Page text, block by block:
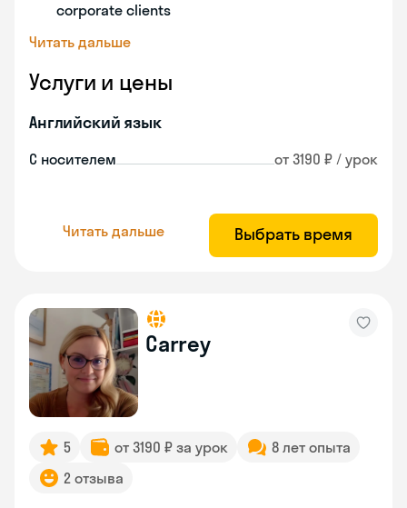
corporate clients
Читать дальше
Услуги и цены
Английский язык
С носителем от 3190 ₽ / урок
Читать дальше Выбрать время
Carrey
5 от 3190 ₽ за урок
8 лет опыта
2 отзыва